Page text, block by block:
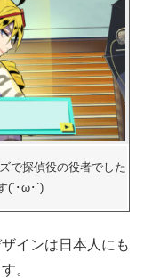
で探偵役の役者でした
(´･ω･`)
インは日本人にも
。